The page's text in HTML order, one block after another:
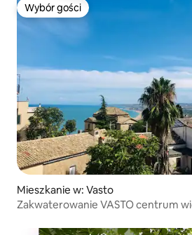
Wybór gości
Wybór gości
Mieszkanie w: Vasto
Zakwaterowanie VASTO centrum